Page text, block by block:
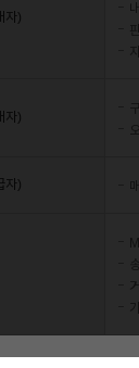
자)
자)
자)